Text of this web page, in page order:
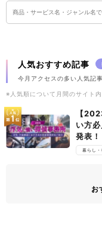
人気おすすめ記事
今月アクセスの多い人気記
※人気順について月間のサイト
【
い方
発表！
暮らし・
お